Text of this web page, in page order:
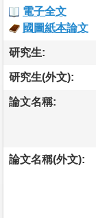
電子全文
國圖紙本論文
研究生:
研究生(外文):
論文名稱:
論文名稱(外文):